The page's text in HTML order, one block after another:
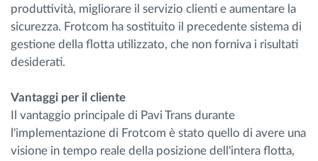
produttività, migliorare il servizio clienti e aumentare la
sicurezza. Frotcom ha sostituito il precedente sistema di
gestione della flotta utilizzato, che non forniva i risultati
desiderati.
Vantaggi per il cliente
Il vantaggio principale di Pavi Trans durante
l'implementazione di Frotcom è stato quello di avere una
visione in tempo reale della posizione dell'intera flotta,